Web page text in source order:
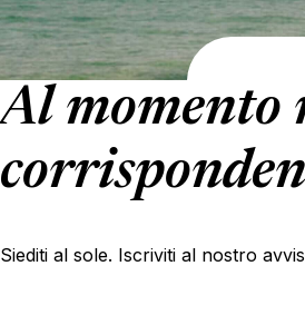
Al momento
Siediti al sole. Iscriviti al nostro